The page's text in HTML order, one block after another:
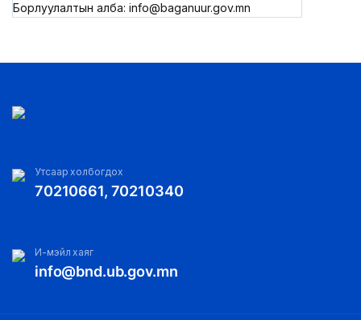
Борлуулалтын алба: info@baganuur.gov.mn
Утсаар холбогдох
70210661, 70210340
И-мэйл хаяг
info@bnd.ub.gov.mn